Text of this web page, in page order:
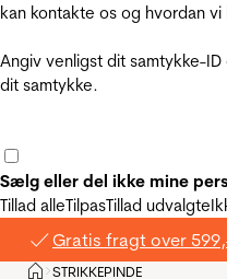
kan kontakte os og hvordan
Angiv venligst dit samtykke-
dit samtykke.
Sælg eller del ikke mine
Tillad alleTilpasTillad udvalgte
Gratis fragt over
Hjem
>STRIKKEPINDE